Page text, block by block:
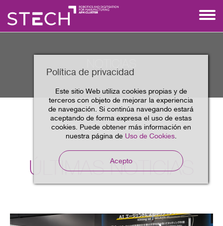
Política de privacidad
Este sitio Web utiliza cookies propias y de
terceros con objeto de mejorar la experiencia
de navegación. Si continúa navegando estará
aceptando de forma expresa el uso de estas
cookies. Puede obtener más información en
nuestra página de Uso de Cookies.
Acepto
Home Noticias
ÚLTIMAS NOTICIAS